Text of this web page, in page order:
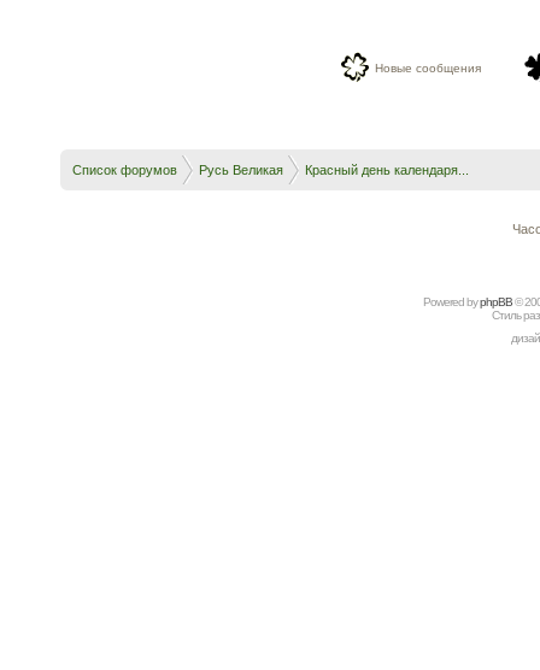
Новые сообщения
Список форумов Русь Великая Красный день календаря...
Powered byрhрBВ©
Стиль